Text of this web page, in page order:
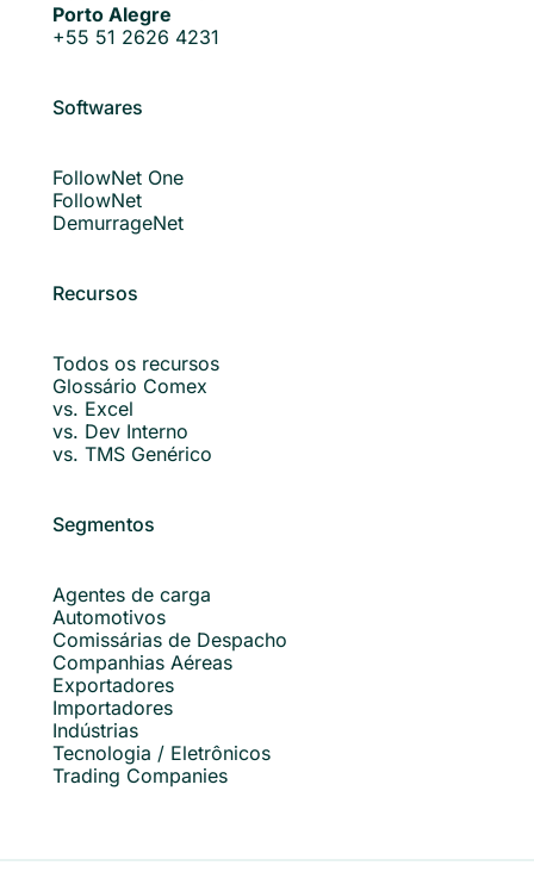
Porto Alegre
+55 51 2626 4231
Softwares
FollowNet One
FollowNet
DemurrageNet
Recursos
Todos os recursos
Glossário Comex
vs. Excel
vs. Dev Interno
vs. TMS Genérico
Segmentos
Agentes de carga
Automotivos
Comissárias de Despacho
Companhias Aéreas
Exportadores
Importadores
Indústrias
Tecnologia / Eletrônicos
Trading Companies